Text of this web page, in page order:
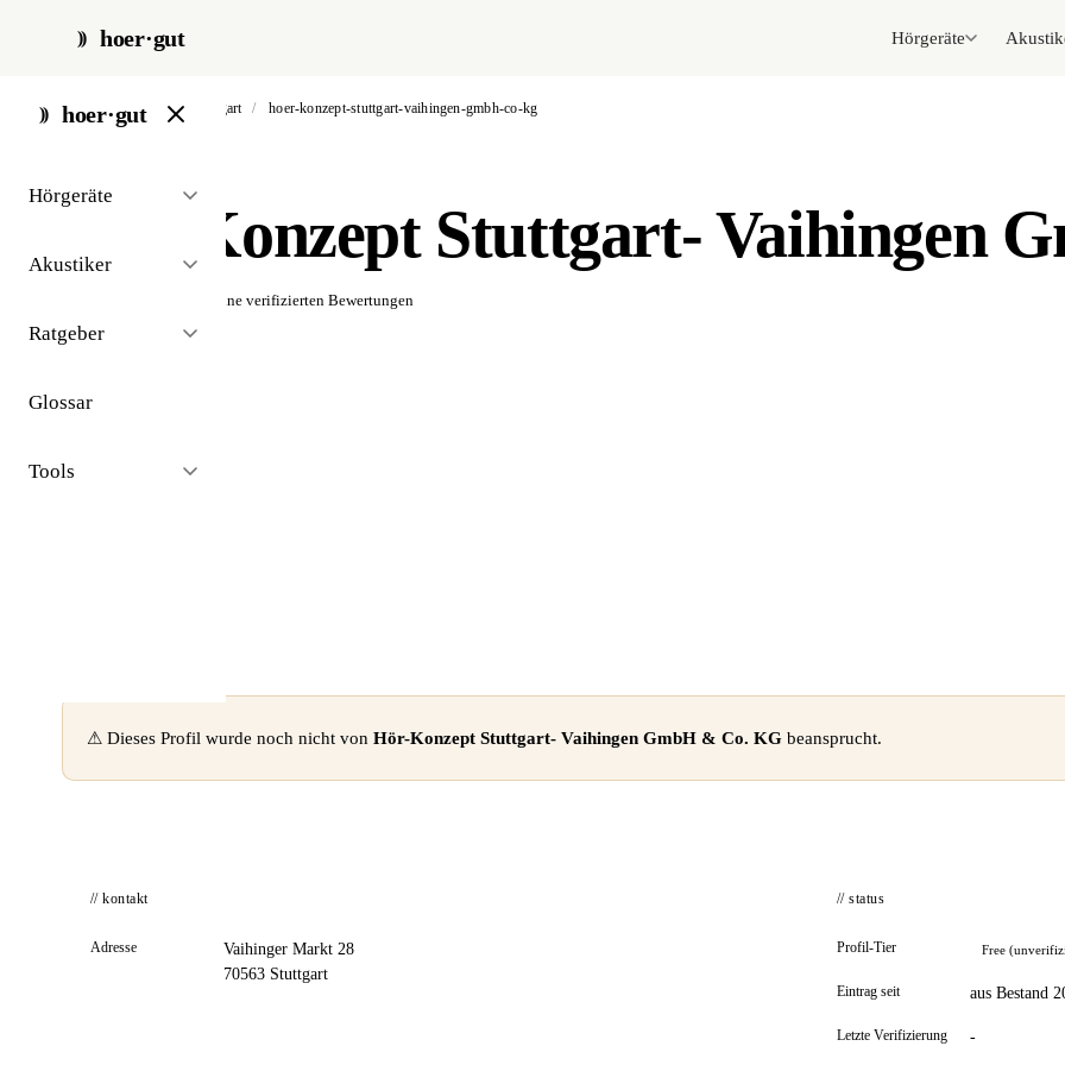
hoer·gut Hörgeräte
hoer·gut
Hörgeräte
Akustiker
Ratgeber
Glossar
Tools
start / akustiker / stuttgart / hoer-konzept-stuttgart-vaihingen-gmbh-co-kg
Hör-Konzept Stuttgart- Vaihingen
Noch keine verifizierten Bewertungen
⚠ Dieses Profil wurde noch nicht von Hör-Konzept Stuttgart- Vaihingen GmbH & Co. KG beansprucht.
// kontakt
Adresse
Vaihinger Markt 28
70563 Stuttgart
// status
Profil-Tier Free
Eintrag seit aus Bestand
Letzte Verifizierung -